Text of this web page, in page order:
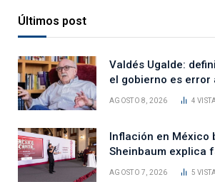
Últimos post
Valdés Ugalde:
el gobierno es error
AGOSTO 8, 2026 4
Inflación en México
Sheinbaum explica
AGOSTO 7, 2026 5